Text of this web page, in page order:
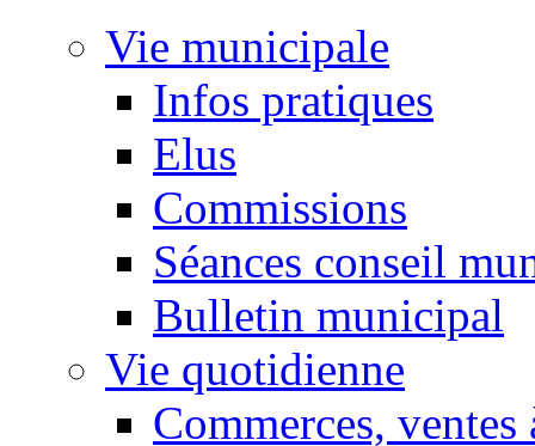
Vie municipale
Infos pratiques
Elus
Commissions
Séances conseil
Bulletin municipal
Vie quotidienne
Commerces, ventes